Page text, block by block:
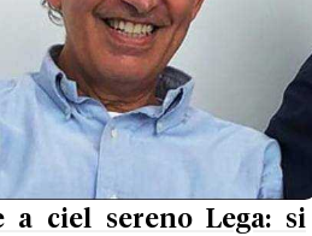
a ciel sereno Lega: si